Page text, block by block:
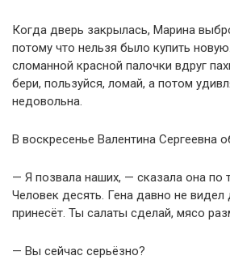
Когда дверь закрылась, Марина
потому что нельзя было купить
сломанной красной палочки вдруг
бери, пользуйся, ломай, а потом
недовольна.
В воскресенье Валентина Сергеевна
— Я позвала наших, — сказала она по
Человек десять. Гена давно не видел
принесёт. Ты салаты сделай, мясо
— Вы сейчас серьёзно?